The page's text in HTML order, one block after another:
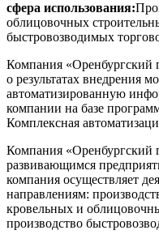
сфера использования:
облицовочных
быстровозводимых
Компания «Оренбургский
о результатах внедрения
автоматизированную
компании на базе
Комплексная
Компания «Оренбургский
развивающимся
компания осуществляет
направлениям:
кровельных и
производство